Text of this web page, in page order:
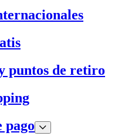
puntos de retiro
pago